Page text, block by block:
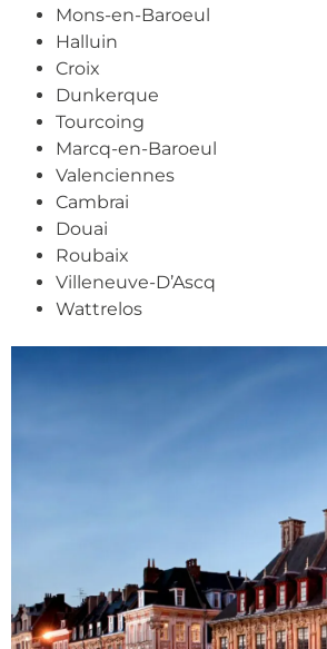
Mons-en-Baroeul
Halluin
Croix
Dunkerque
Tourcoing
Marcq-en-Baroeul
Valenciennes
Cambrai
Douai
Roubaix
Villeneuve-D’Ascq
Wattrelos